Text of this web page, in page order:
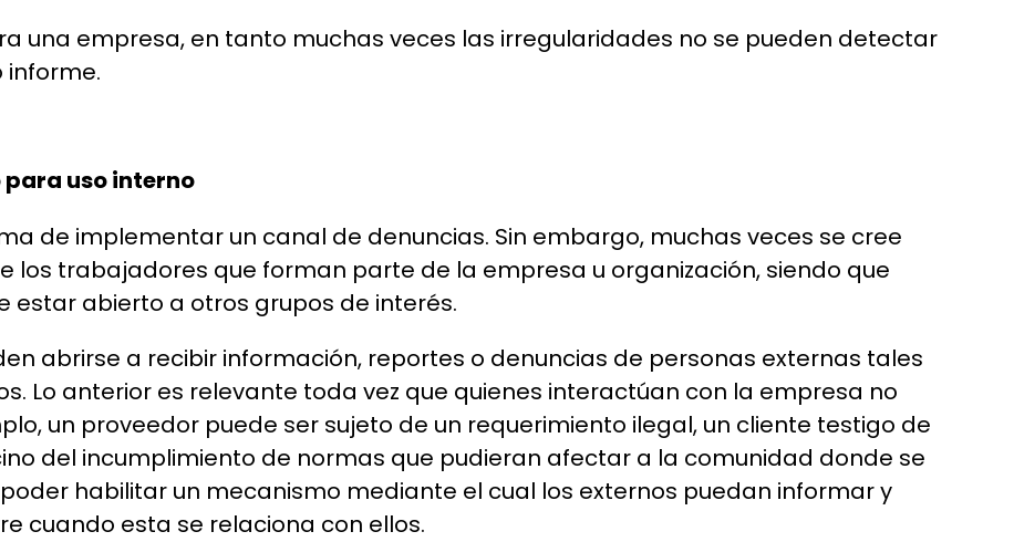
una empresa, en tanto muchas veces las irregularidades no se pueden detectar
informe.
para uso interno
de implementar un canal de denuncias. Sin embargo, muchas veces se cree
los trabajadores que forman parte de la empresa u organización, siendo que
estar abierto a otros grupos de interés.
abrirse a recibir información, reportes o denuncias de personas externas tales
Lo anterior es relevante toda vez que quienes interactúan con la empresa no
un proveedor puede ser sujeto de un requerimiento ilegal, un cliente testigo de
del incumplimiento de normas que pudieran afectar a la comunidad donde se
habilitar un mecanismo mediante el cual los externos puedan informar y
cuando esta se relaciona con ellos.